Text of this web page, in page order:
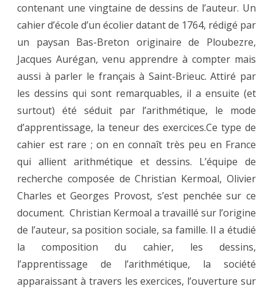
contenant une vingtaine de dessins de l’auteur. Un
cahier d’école d’un écolier datant de 1764, rédigé par
un paysan Bas-Breton originaire de Ploubezre,
Jacques Aurégan, venu apprendre à compter mais
aussi à parler le français à Saint-Brieuc. Attiré par
les dessins qui sont remarquables, il a ensuite (et
surtout) été séduit par l’arithmétique, le mode
d’apprentissage, la teneur des exercices.Ce type de
cahier est rare ; on en connaît très peu en France
qui allient arithmétique et dessins. L’équipe de
recherche composée de Christian Kermoal, Olivier
Charles et Georges Provost, s’est penchée sur ce
document. Christian Kermoal a travaillé sur l’origine
de l’auteur, sa position sociale, sa famille. Il a étudié
la composition du cahier, les dessins,
l’apprentissage de l’arithmétique, la société
apparaissant à travers les exercices, l’ouverture sur